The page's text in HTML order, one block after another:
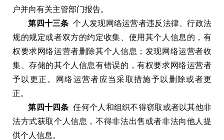
户并向有关主管部门报告。
第四十三条 个人发现网络运营者违反法律 、行政法
规的规定或者双方的约定收集
使用其个人信息的 ，有
权要求网络运营者删除其个人信息 ； 发现网络运营者收
集 、存储的其个人信息有错误的 ，有权要求网络运营者
予以更正 。
网络运营者应当采取措施予以删除或者更
正。
第四十四条 任何个人和组织不得窃取或者以其他非
法方式获取个人信息 ，不得非法出售或者非法向他人提
供个人信息 。